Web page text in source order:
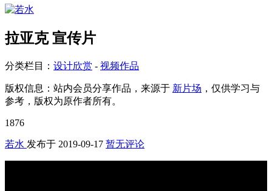
拉亚克 宣传片
分类栏目： 设计欣赏 - 视频作品
版权信息： 站内会员分享作品，来源于 新片场 ，仅供学习与
参考，版权为原作者所有。
1876
若水 发布于 2019-09-17 暂无评论